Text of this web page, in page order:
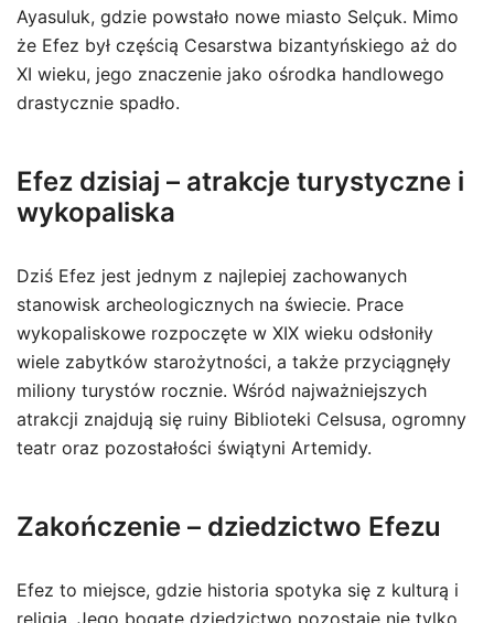
Ayasuluk, gdzie powstało nowe miasto Selçuk. Mimo
że Efez był częścią Cesarstwa bizantyńskiego aż do
XI wieku, jego znaczenie jako ośrodka handlowego
drastycznie spadło.
Efez dzisiaj – atrakcje turystyczne i
wykopaliska
Dziś Efez jest jednym z najlepiej zachowanych
stanowisk archeologicznych na świecie. Prace
wykopaliskowe rozpoczęte w XIX wieku odsłoniły
wiele zabytków starożytności, a także przyciągnęły
miliony turystów rocznie. Wśród najważniejszych
atrakcji znajdują się ruiny Biblioteki Celsusa, ogromny
teatr oraz pozostałości świątyni Artemidy.
Zakończenie – dziedzictwo Efezu
Efez to miejsce, gdzie historia spotyka się z kulturą i
religią. Jego bogate dziedzictwo pozostaje nie tylko